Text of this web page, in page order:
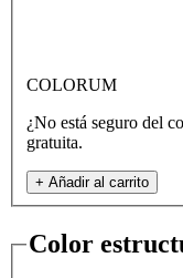
COLORUM
¿No está seguro del
gratuita.
+ Añadir al carrito
Color